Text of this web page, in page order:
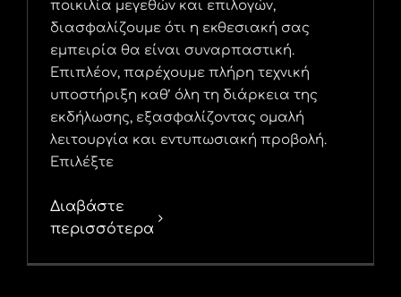
ποικιλία μεγεθών και επιλογών,
διασφαλίζουμε ότι η εκθεσιακή σας
εμπειρία θα είναι συναρπαστική.
Επιπλέον, παρέχουμε πλήρη τεχνική
υποστήριξη καθ’ όλη τη διάρκεια της
εκδήλωσης, εξασφαλίζοντας ομαλή
λειτουργία και εντυπωσιακή προβολή.
Επιλέξτε
Διαβάστε
περισσότερα